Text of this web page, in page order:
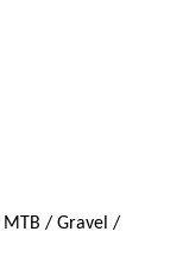
MTB / Gravel /